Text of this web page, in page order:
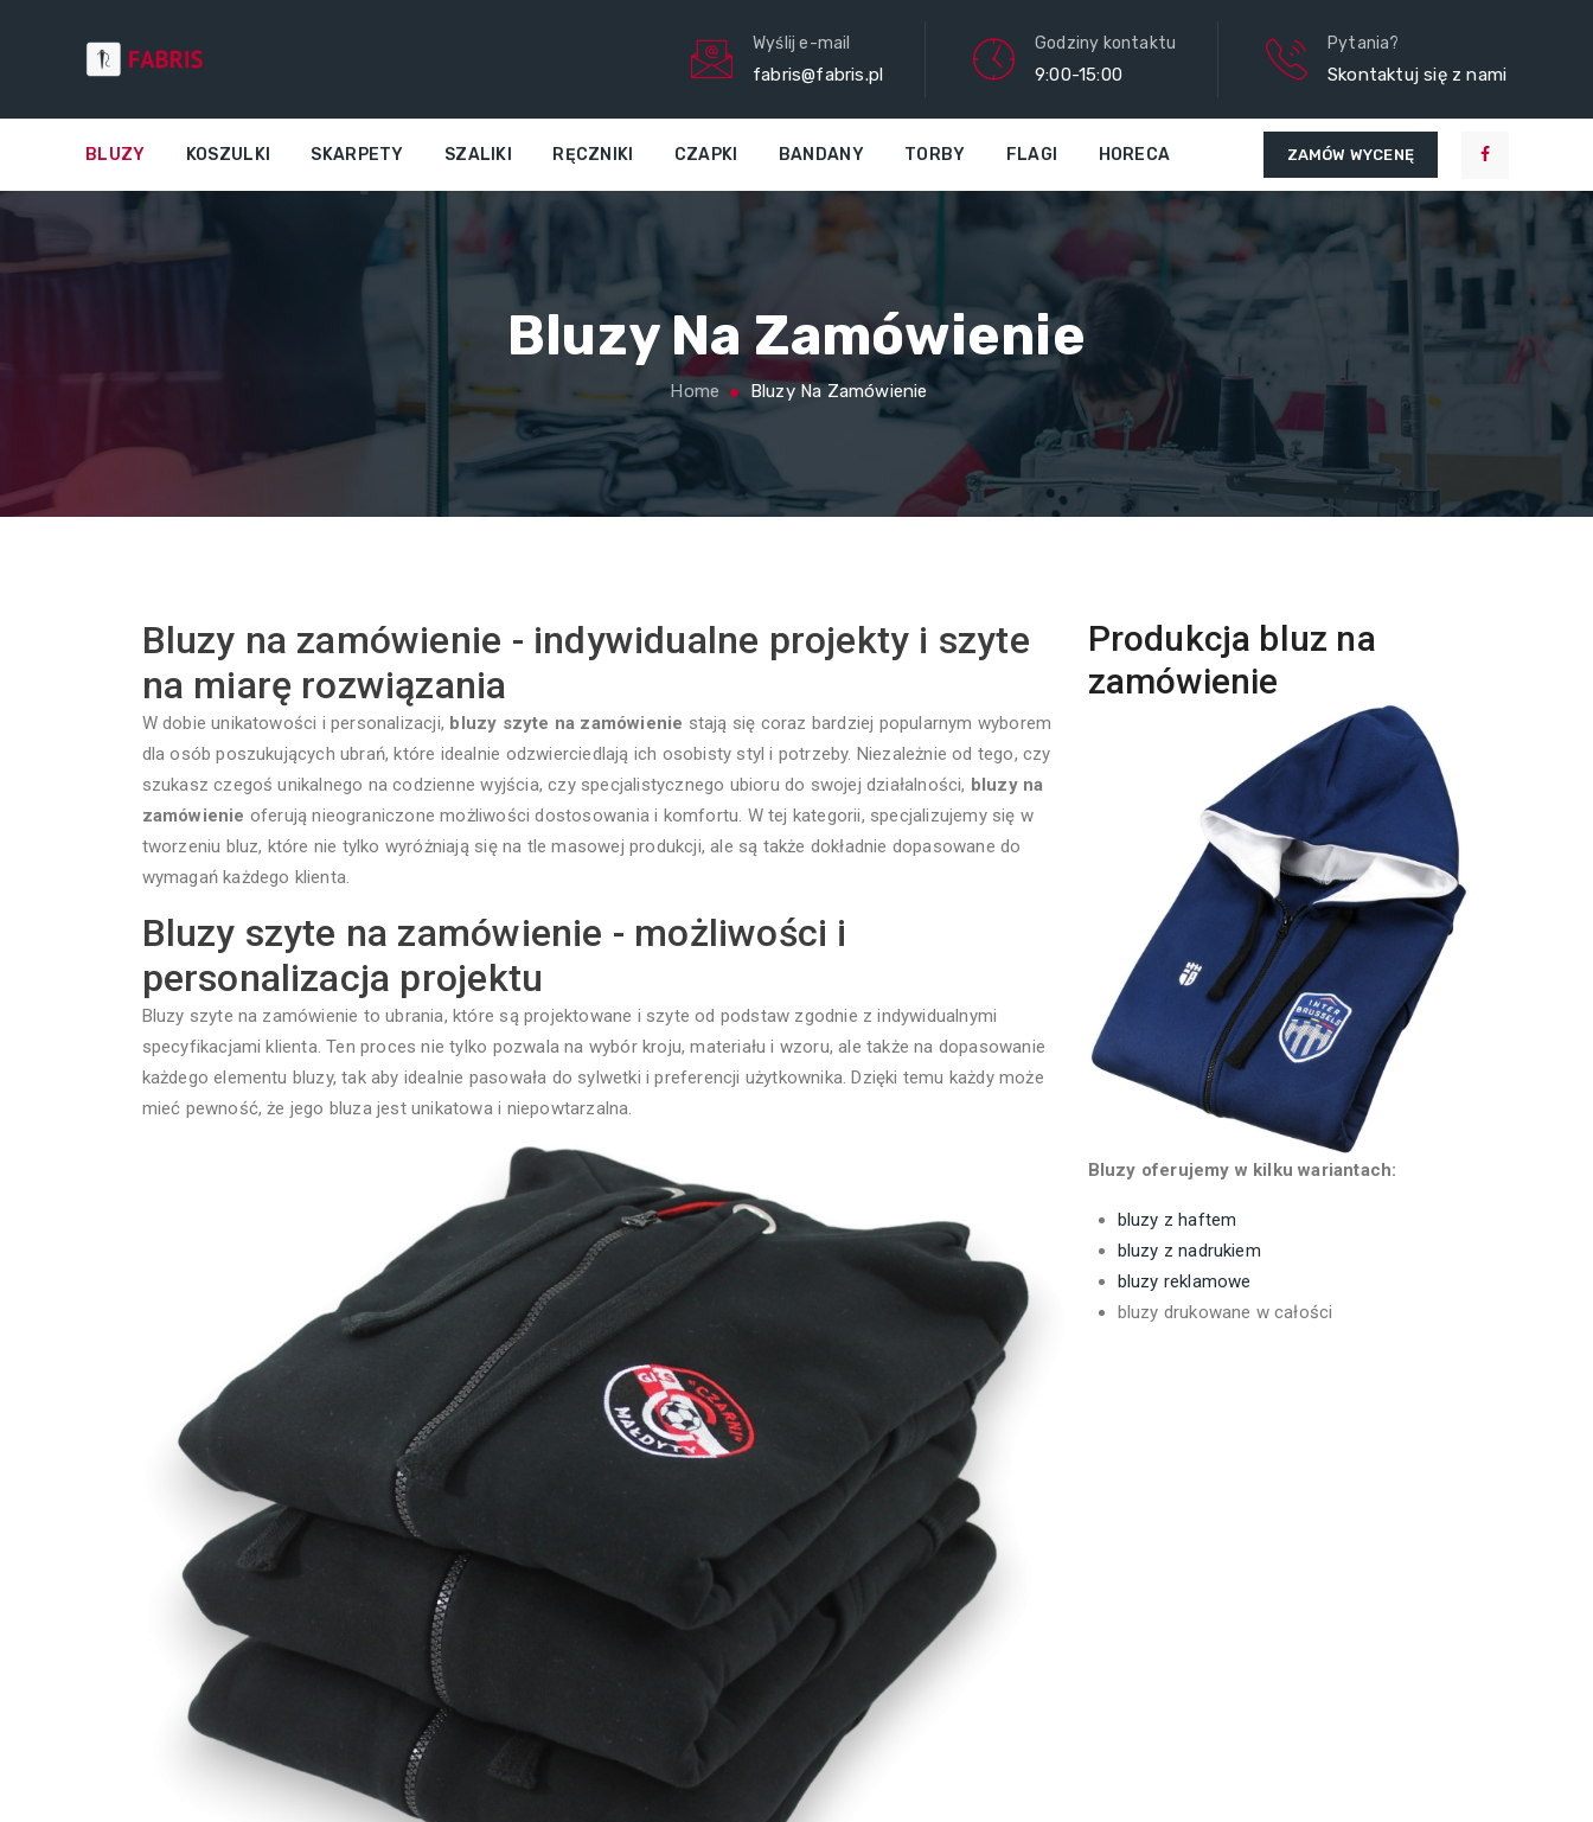
Wyślij e-mail
fabris@fabris.pl
Godziny kontaktu
9:00-15:00
Pytania?
Skontaktuj się z nami
BLUZY KOSZULKI SKARPETY SZALIKI RĘCZNIKI CZAPKI BANDANY TORBY FLAGI HORECA ZAMÓW WYCENĘ
Bluzy Na Zamówienie
Home Bluzy Na Zamówienie
Bluzy na zamówienie - indywidualne projekty i szyte
na miarę rozwiązania
W dobie unikatowości i personalizacji, bluzy szyte na zamówienie stają się coraz bardziej popularnym wyborem
dla osób poszukujących ubrań, które idealnie odzwierciedlają ich osobisty styl i potrzeby. Niezależnie od tego, czy
szukasz czegoś unikalnego na codzienne wyjścia, czy specjalistycznego ubioru do swojej działalności, bluzy na
zamówienie oferują nieograniczone możliwości dostosowania i komfortu. W tej kategorii, specjalizujemy się w
tworzeniu bluz, które nie tylko wyróżniają się na tle masowej produkcji, ale są także dokładnie dopasowane do
wymagań każdego klienta.
Bluzy szyte na zamówienie - możliwości i
personalizacja projektu
Bluzy szyte na zamówienie to ubrania, które są projektowane i szyte od podstaw zgodnie z indywidualnymi
specyfikacjami klienta. Ten proces nie tylko pozwala na wybór kroju, materiału i wzoru, ale także na dopasowanie
każdego elementu bluzy, tak aby idealnie pasowała do sylwetki i preferencji użytkownika. Dzięki temu każdy może
mieć pewność, że jego bluza jest unikatowa i niepowtarzalna.
Produkcja bluz na
zamówienie
Bluzy oferujemy w kilku wariantach:
bluzy z haftem
bluzy z nadrukiem
bluzy reklamowe
bluzy drukowane w całości